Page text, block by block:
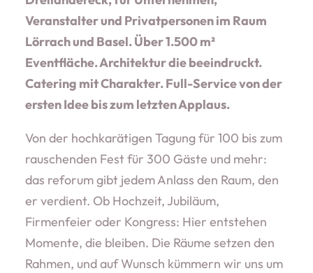
Veranstalter und Privatpersonen im Raum
Lörrach und Basel. Über 1.500 m²
Eventfläche. Architektur die beeindruckt.
Catering mit Charakter. Full-Service von der
ersten Idee bis zum letzten Applaus.
Von der hochkarätigen Tagung für 100 bis zum
rauschenden Fest für 300 Gäste und mehr:
das reforum gibt jedem Anlass den Raum, den
er verdient. Ob Hochzeit, Jubiläum,
Firmenfeier oder Kongress: Hier entstehen
Momente, die bleiben. Die Räume setzen den
Rahmen, und auf Wunsch kümmern wir uns um